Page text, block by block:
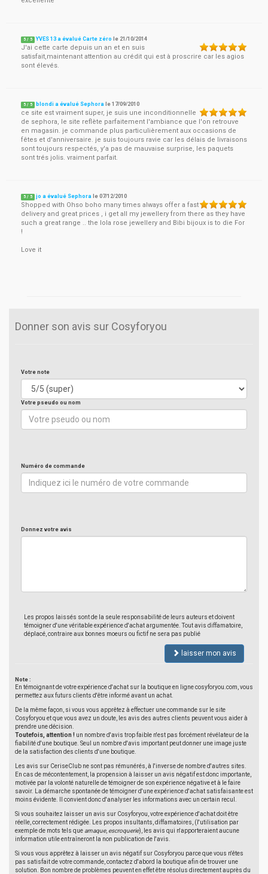
5 / 5 YVES 13 a évalué Carte zéro le 21/10/2014
J'ai cette carte depuis un an et en suis
satisfait,maintenant attention au crédit qui est à proscrire car les agios
sont élevés.
5 / 5 blondi a évalué Sephora le17/09/2010
ce site est vraiment super, je suis une inconditionnelle
de sephora, le site reflète parfaitement l'ambiance que l'on retrouve
en magasin. je commande plus particulièrement aux occasions de
fêtes et d'anniversaire. je suis toujours ravie car les délais de livraisons
sont toujours respectés, y'a pas de mauvaise surprise, les paquets
sont trés jolis. vraiment parfait.
5 / 5 jo a évalué Sephora le07/12/2010
Shopped with Ohso boho many times always offer a fast
delivery and great prices , i get all my jewellery from there as they have
such a great range .. the lola rose jewellery and Bibi bijoux is to die For
!
Love it
Donner son avis sur Cosyforyou
Votre note
Votre pseudo ou nom
Numéro de commande
Donnez votre avis
Les propos laissés sont de la seule responsabilité de leurs auteurs et doivent
témoigner d'une véritable expérience d'achat argumentée. Tout avis diffamatoire,
déplacé, contraire aux bonnes moeurs ou fictif ne sera pas publié
laisser mon avis
Note :
En témoignant de votre expérience d'achat sur la boutique en ligne cosyforyou.com, vous
permettez aux futurs clients d'être informé avant un achat.
De la même façon, si vous vous apprêtez à effectuer une commande sur le site
Cosyforyou et que vous avez un doute, les avis des autres clients peuvent vous aider à
prendre une décision.
Toutefois, attention ! un nombre d'avis trop faible n'est pas forcément révélateur de la
fiabilité d'une boutique. Seul un nombre d'avis important peut donner une image juste
de la satisfaction des clients d'une boutique.
Les avis sur CeriseClub ne sont pas rémunérés, à l'inverse de nombre d'autres sites.
En cas de mécontentement, la propension à laisser un avis négatif est donc importante,
motivée par la volonté naturelle de témoigner de son expérience négative et à le faire
savoir. La démarche spontanée de témoigner d'une expérience d'achat satisfaisante est
moins évidente. Il convient donc d'analyser les informations avec un certain recul.
Si vous souhaitez laisser un avis sur Cosyforyou, votre expérience d'achat doit être
réelle, correctement rédigée. Les propos insultants, diffamatoires, (l'utilisation par
exemple de mots tels que arnaque, escroquerie), les avis qui n'apporteraient aucune
information utile entraîneront la non publication de l'avis.
Si vous vous apprêtez à laisser un avis négatif sur Cosyforyou parce que vous n'êtes
pas satisfait de votre commande, contactez d'abord la boutique afin de trouver une
solution. Bon nombre de problèmes peuvent en effet être résolus directement auprès du